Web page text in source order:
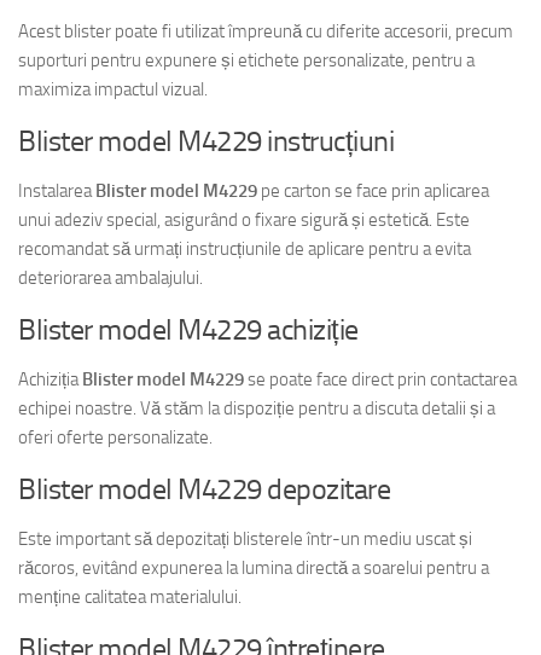
Acest blister poate fi utilizat împreună cu diferite accesorii, precum
suporturi pentru expunere și etichete personalizate, pentru a
maximiza impactul vizual.
Blister model M4229 instrucțiuni
InstalareaBlister model M4229 pe carton se face prin aplicarea
unui adeziv special, asigurând o fixare sigură și estetică. Este
recomandat să urmați instrucțiunile de aplicare pentru a evita
deteriorarea ambalajului.
Blister model M4229 achiziție
AchizițiaBlister model M4229se poate face direct prin contactarea
echipei noastre. Vă stăm la dispoziție pentru a discuta detalii și a
oferi oferte personalizate.
Blister model M4229 depozitare
Este important să depozitați blisterele într-un mediu uscat și
răcoros, evitând expunerea la lumina directă a soarelui pentru a
menține calitatea materialului.
Blister model M4229 întreținere